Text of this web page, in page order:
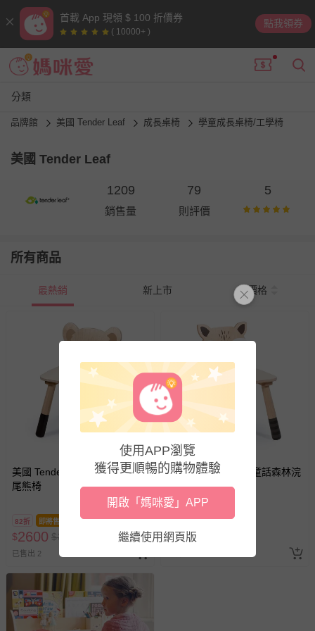
首載 App 現領 $ 100 折價券
( 10000+ )
點我領券
分類
品牌館 美國 Tender Leaf 成長桌椅 學童成長桌椅/工學椅
美國 Tender Leaf
1209
銷售量
79
則評價
5
所有商品
最熱銷 新上市 價格
美國 Tender Leaf - 童話森林無
尾熊椅
82折 即將售完
$2600 $3180
已售出 2
美國 Tender Leaf - 童話森林浣
熊椅
82折
$2600
使用APP瀏覽
獲得更順暢的購物體驗
開啟「媽咪愛」APP
繼續使用網頁版